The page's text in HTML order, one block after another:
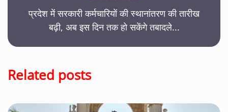
प्रदेश में सरकारी कर्मचारियों की स्थानांतरण की तारीख
बढ़ी, अब इस दिन तक हो सकेंगे तबादले...
Related posts